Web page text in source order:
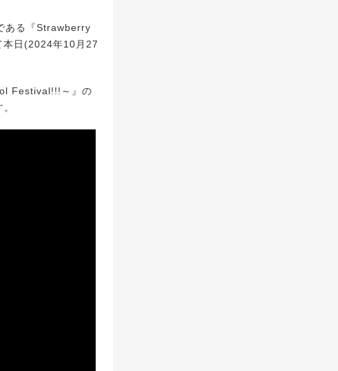
ある『Strawberry
本日(2024年10月27
Festival!!!～』の